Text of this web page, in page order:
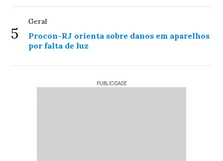
5
Geral
Procon-RJ orienta sobre danos em aparelhos
por falta de luz
PUBLICIDADE